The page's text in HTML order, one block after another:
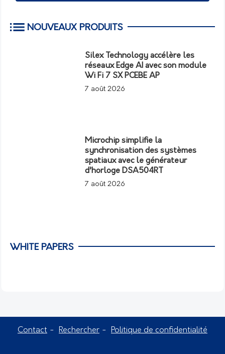
NOUVEAUX PRODUITS
Silex Technology accélère les
réseaux Edge AI avec son module
Wi Fi 7 SX PCEBE AP
7 août 2026
Microchip simplifie la
synchronisation des systèmes
spatiaux avec le générateur
d’horloge DSA504RT
7 août 2026
WHITE PAPERS
Contact Rechercher Politique de confidentialité